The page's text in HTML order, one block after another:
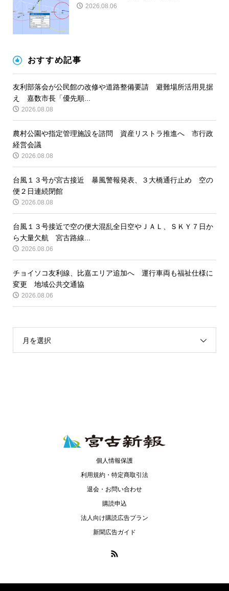
2026.08.06
おすすめ記事
友利部落会が公民館の改修や道路整備要請 避難場所活用見据
え 嘉数市長「優先順...
2026.08.08
農村公園や指定管理施設を諮問 資産リストラ推進へ 市行政
経営会議
2026.08.08
台風１３号が宮古接近 暴風警報発表、３大橋通行止め 空の
便２日連続閉館
2026.08.08
台風１３号接近で空の便大混乱全日空やＪＡＬ、ＳＫＹ７日か
ら大量欠航 宮古路線...
2026.08.06
チョイソコ友利線、比嘉エリア追加へ 運行車両も福祉仕様に
変更 地域公共交通協
2026.08.06
月を選択
個人情報保護
利用規約・特定商取引法
退会・お問い合わせ
購読申込
法人向け購読広告プラン
新聞広告ガイド